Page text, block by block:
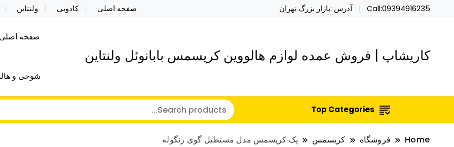
Call:09394916235 آدرس :بازار بزرگ تهران صفحه اصلی کادویی ولنتاین
کاریشاپ | فروش عمده لوازم هالووین کریسمس بابانوئل ولنتاین
صفحه
شوخی و
Top Categories
Home فروشگاه کریسمس پک کریسمس مدل مستطیل گوی زنگوله